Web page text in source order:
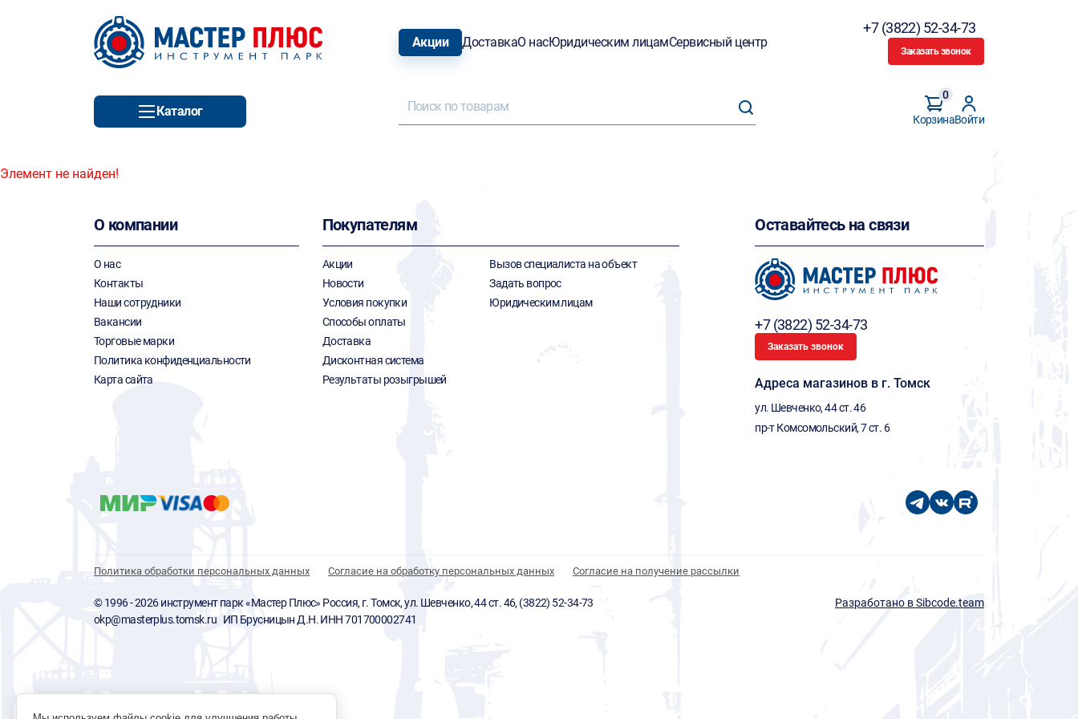
Акции ДоставкаО насЮридическим лицамСервисный центр
+7 (3822) 52-34-73
Заказать звонок
Каталог
Корзина
0
Войти
Элемент не найден!
О компании
О нас
Контакты
Наши сотрудники
Вакансии
Торговые марки
Политика конфиденциальности
Карта сайта
Покупателям
Акции
Новости
Условия покупки
Способы оплаты
Доставка
Дисконтная система
Результаты розыгрышей
Вызов специалиста на объект
Задать вопрос
Юридическим лицам
Оставайтесь на связи
+7 (3822) 52-34-73
Заказать звонок
Адреса магазинов в г. Томск
ул. Шевченко, 44 ст. 46
пр-т Комсомольский, 7 ст. 6
Политика обработки персональных данных Согласие на обработку персональных данных Согласие на получение рассылки
© 1996 - 2026 инструмент парк «Мастер Плюс» Россия, г. Томск, ул. Шевченко, 44 ст. 46, (3822) 52-34-73
okp@masterplus.tomsk.ru ИП Брусницын Д.Н. ИНН 701700002741
Разработано в Sibcode.team